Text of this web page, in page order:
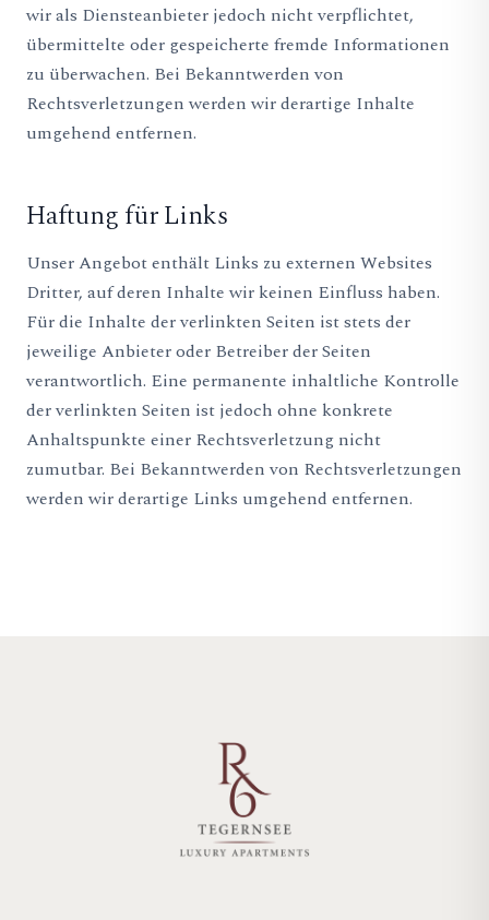
wir als Diensteanbieter jedoch nicht verpflichtet,
übermittelte oder gespeicherte fremde Informationen
zu überwachen. Bei Bekanntwerden von
Rechtsverletzungen werden wir derartige Inhalte
umgehend entfernen.
Haftung für Links
Unser Angebot enthält Links zu externen Websites
Dritter, auf deren Inhalte wir keinen Einfluss haben.
Für die Inhalte der verlinkten Seiten ist stets der
jeweilige Anbieter oder Betreiber der Seiten
verantwortlich. Eine permanente inhaltliche Kontrolle
der verlinkten Seiten ist jedoch ohne konkrete
Anhaltspunkte einer Rechtsverletzung nicht
zumutbar. Bei Bekanntwerden von Rechtsverletzungen
werden wir derartige Links umgehend entfernen.